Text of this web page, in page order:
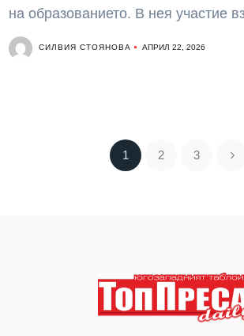
на образованието. В нея участие
СИЛВИЯ СТОЯНОВА АПРИЛ 22, 2026
1 2 3